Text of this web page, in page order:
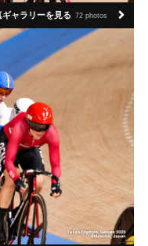
ギャラリーを見る 72 photos